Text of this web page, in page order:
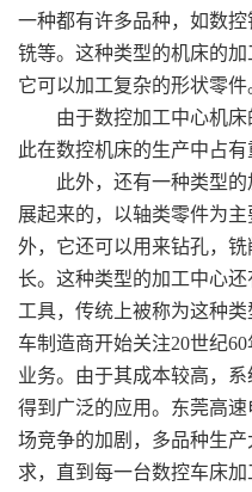
一种都有许多品种，如数控
铣等。这种类型的机床的
它可以加工复杂的形状零件
由于数控加工中心机
此在数控机床的生产中占有
此外，还有一种类型
展起来的，以轴类零件为
外，它还可以用来钻孔，
长。这种类型的加工中心
工具，传统上被称为这种
车制造商开始关注20世纪
业务。由于其成本较高，
得到广泛的应用。东莞高
场竞争的加剧，多品种生
求，直到每一台数控车床